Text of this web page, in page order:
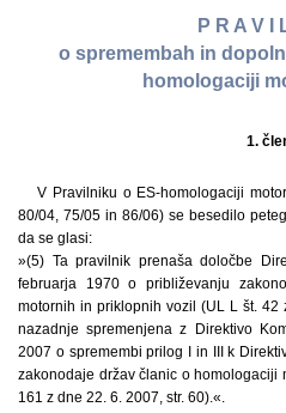
P R A V I
o spremembah in
homologaciji
1.
V Pravilniku o ES-homologaciji
80/04, 75/05 in 86/06) se besedilo
da se glasi:
»(5) Ta pravilnik prenaša določbe
februarja 1970 o približevanju
motornih in priklopnih vozil (UL L št. 42
nazadnje spremenjena z Direktivo
2007 o spremembi prilog I in III k
zakonodaje držav članic o homologaciji
161 z dne 22. 6. 2007, str. 60).«.